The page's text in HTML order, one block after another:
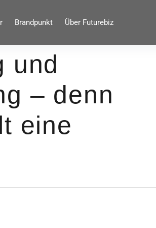
Brandpunkt Über Futurebiz
und
– denn
eine